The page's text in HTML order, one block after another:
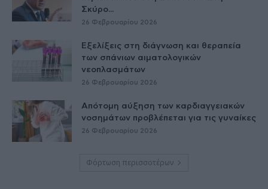
Σκύρο...
26 Φεβρουαρίου 2026
Εξελίξεις στη διάγνωση και θεραπεία
των σπάνιων αιματολογικών
νεοπλασμάτων
26 Φεβρουαρίου 2026
Απότομη αύξηση των καρδιαγγειακών
νοσημάτων προβλέπεται για τις γυναίκες
26 Φεβρουαρίου 2026
Φόρτωση περισσοτέρων